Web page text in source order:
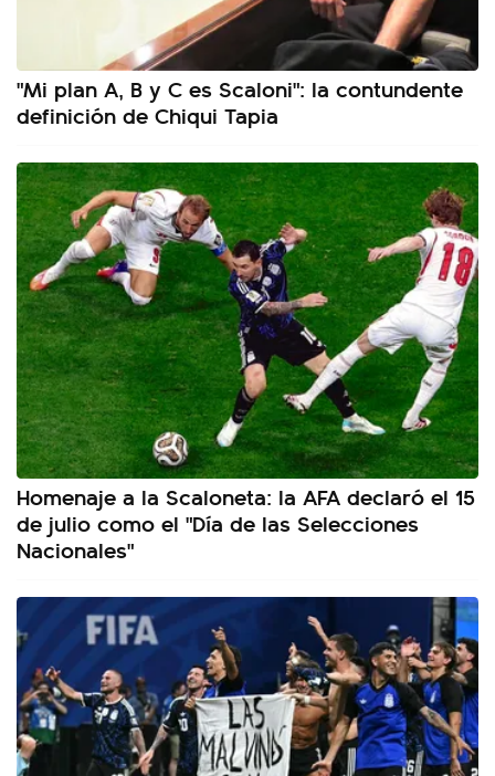
"Mi plan A, B y C es Scaloni": la contundente
definición de Chiqui Tapia
Homenaje a la Scaloneta: la AFA declaró el 15
de julio como el "Día de las Selecciones
Nacionales"